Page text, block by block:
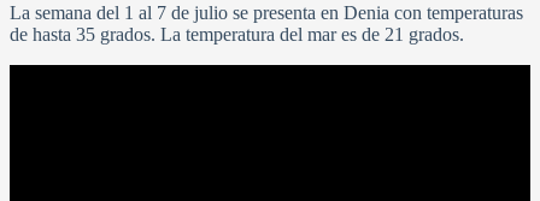
La semana del 1 al 7 de julio se presenta en Denia con temperaturas
de hasta 35 grados. La temperatura del mar es de 21 grados.